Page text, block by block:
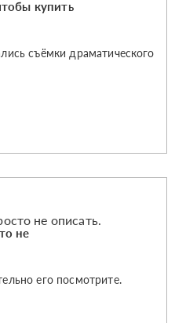
купить
съёмки драматического
не
его посмотрите.